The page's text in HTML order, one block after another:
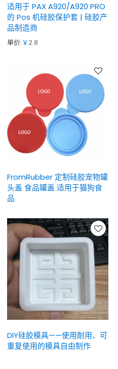
适用于 PAX A920/A920 PRO
的 Pos 机硅胶保护套 | 硅胶产
品制造商
单价:￥2.8
FromRubber 定制硅胶宠物罐
头盖 食品罐盖 适用于猫狗食
品
DIY硅胶模具——使用耐用、可
重复使用的模具自由制作